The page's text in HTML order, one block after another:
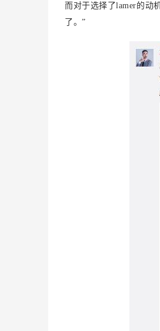
而对于选择了lamer的动
了。”